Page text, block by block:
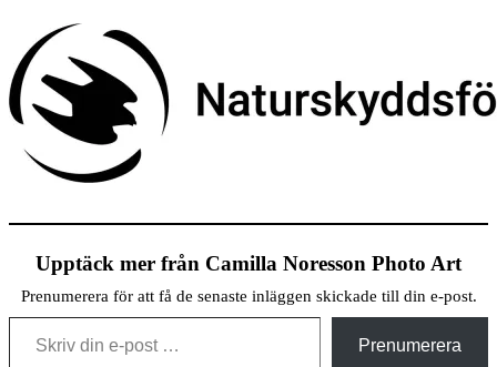
Upptäck mer från Camilla Noresson Photo Art
Prenumerera för att få de senaste inläggen skickade till din e-post.
Skriv din e-post …
Prenumerera